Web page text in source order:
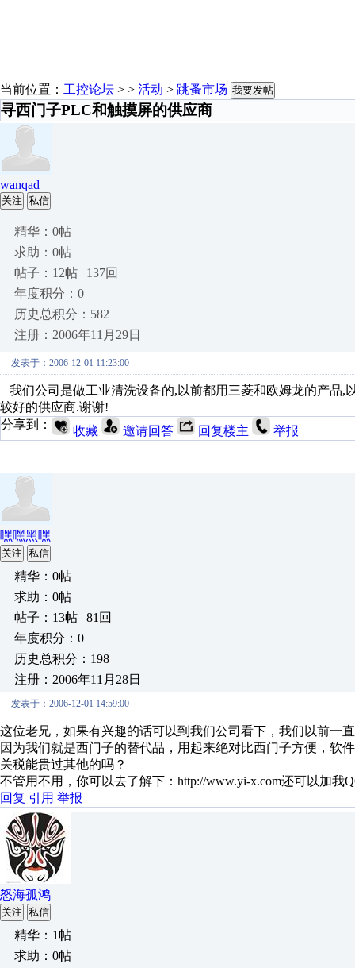
当前位置： 工控论坛 > > 活动 > 跳蚤市场 我要发帖
寻西门子PLC和触摸屏的供应商
wanqad
关注 私信
精华：0帖
求助：0帖
帖子：12帖 | 137回
年度积分：0
历史总积分：582
注册：2006年11月29日
发表于：2006-12-01 11:23:00
我们公司是做工业清洗设备的,以前都用三菱和欧姆龙的产品,
较好的供应商.谢谢!
分享到：
收藏 邀请回答 回复楼主 举报
嘿嘿黑嘿
关注 私信
精华：0帖
求助：0帖
帖子：13帖 | 81回
年度积分：0
历史总积分：198
注册：2006年11月28日
发表于：2006-12-01 14:59:00
这位老兄，如果有兴趣的话可以到我们公司看下，我们以前一
因为我们就是西门子的替代品，用起来绝对比西门子方便，软
关税能贵过其他的吗？
不管用不用，你可以去了解下：http://www.yi-x.com还可以加我
回复 引用 举报
怒海孤鸿
关注 私信
精华：1帖
求助：0帖